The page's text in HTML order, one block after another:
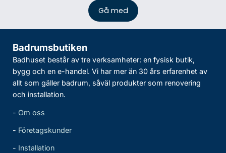
Badrumsbutiken
Badhuset består av tre verksamheter: en fysisk butik,
bygg och en e-handel. Vi har mer än 30 års erfarenhet av
allt som gäller badrum, såväl produkter som renovering
och installation.
- Om oss
- Företagskunder
- Installation